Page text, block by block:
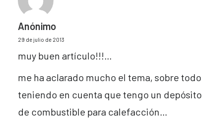
Anónimo
29 de julio de 2013
muy buen artículo!!!…
me ha aclarado mucho el tema, sobre todo
teniendo en cuenta que tengo un depósito
de combustible para calefacción…